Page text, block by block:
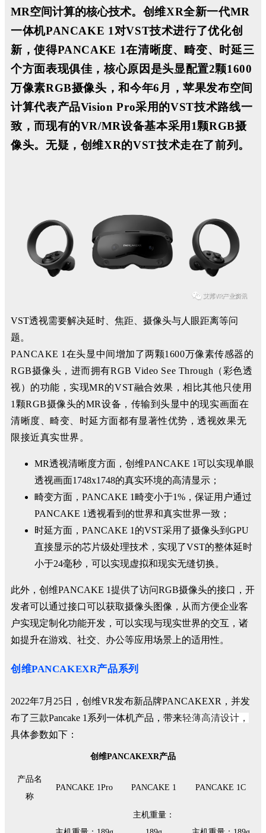
MR空间计算的核心技术。 创维XR全新一代MR
一体机PANCAKE 1对VST技术进行了优化创
新，使得PANCAKE 1在清晰度、畸变、时延三
个方面表现俱佳，核心原因是头显配置2颗1600
万像素RGB摄像头，和今年6月，苹果发布空间
计算代表产品Vision Pro采用的VST技术路线一
致，而现有的VR/MR设备基本采用1颗RGB摄
像头。 无疑，创维XR的VST技术走在了前列。
VST透视需要解决延时、焦距、摄像头与人眼距离等问
题。
PANCAKE 1在头显中间增加了两颗1600万像素传感器的
RGB摄像头，进而拥有RGB Video See Through（彩色透
视）的功能，实现MR的VST融合效果，相比其他只使用
1颗RGB摄像头的MR设备，传输到头显中的现实画面在
清晰度、畸变、时延方面都有显著性优势，透视效果无
限接近真实世界。
MR透视清晰度方面，创维PANCAKE 1可以实现单眼
透视画面1748x1748的真实环境的高清显示；
畸变方面，PANCAKE 1畸变小于1%，保证用户通过
PANCAKE 1透视看到的世界和真实世界一致；
时延方面，PANCAKE 1的VST采用了摄像头到GPU
直接显示的芯片级处理技术，实现了VST的整体延时
小于24毫秒，可以实现虚拟和现实无缝切换。
此外，创维PANCAKE 1提供了访问RGB摄像头的接口，开
发者可以通过接口可以获取摄像头图像，从而方便企业客
户实现定制化功能开发，可以实现与现实世界的交互，诸
如提升在游戏、社交、办公等应用场景上的适用性。
创维PANCAKEXR产品系列
2022年7月25日，创维VR发布新品牌PANCAKEXR，并发
布了三款Pancake 1系列一体机产品，带来轻薄高清设计，
具体参数如下：
创维PANCAKEXR产品
产品名
称
PANCAKE 1Pro PANCAKE 1 PANCAKE 1C
主机重量：